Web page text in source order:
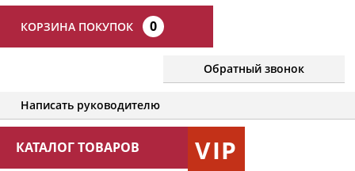
КОРЗИНА ПОКУПОК 0
Обратный звонок
Написать руководителю
КАТАЛОГ ТОВАРОВ VIP